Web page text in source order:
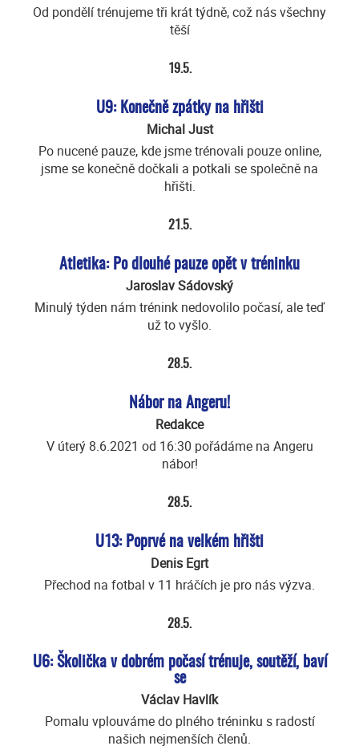
Od pondělí trénujeme tři krát týdně, což nás všechny
těší
19.5.
U9: Konečně zpátky na hřišti
Michal Just
Po nucené pauze, kde jsme trénovali pouze online,
jsme se konečně dočkali a potkali se společně na
hřišti.
21.5.
Atletika: Po dlouhé pauze opět v tréninku
Jaroslav Sádovský
Minulý týden nám trénink nedovolilo počasí, ale teď
už to vyšlo.
28.5.
Nábor na Angeru!
Redakce
V úterý 8.6.2021 od 16:30 pořádáme na Angeru
nábor!
28.5.
U13: Poprvé na velkém hřišti
Denis Egrt
Přechod na fotbal v 11 hráčích je pro nás výzva.
28.5.
U6: Školička v dobrém počasí trénuje, soutěží, baví
se
Václav Havlík
Pomalu vplouváme do plného tréninku s radostí
našich nejmenších členů.